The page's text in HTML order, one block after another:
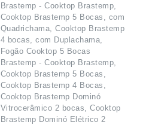
Brastemp - Cooktop Brastemp,
Cooktop Brastemp 5 Bocas, com
Quadrichama, Cooktop Brastemp
4 bocas, com Duplachama,
Fogão Cooktop 5 Bocas
Brastemp - Cooktop Brastemp,
Cooktop Brastemp 5 Bocas,
Cooktop Brastemp 4 Bocas,
Cooktop Brastemp Dominó
Vitrocerâmico 2 bocas, Cooktop
Brastemp Dominó Elétrico 2